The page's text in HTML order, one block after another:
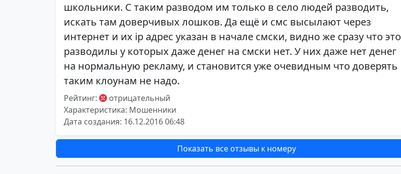
школьники. С таким разводом им только в село людей разводить,
искать там доверчивых лошков. Да ещё и смс высылают через
интернет и их ip адрес указан в начале смски, видно же сразу что это
разводилы у которых даже денег на смски нет. У них даже нет денег
на нормальную рекламу, и становится уже очевидным что доверять
таким клоунам не надо.
Рейтинг:
отрицательный
Характеристика: Мошенники
Дата создания: 16.12.2016 06:48
Показать все отзывы к номеру